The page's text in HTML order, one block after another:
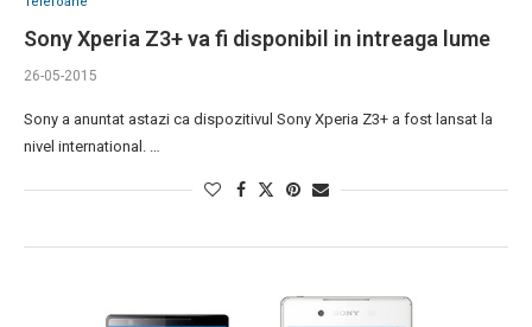
Sony Xperia Z3+ va fi disponibil in intreaga lume
26-05-2015
Sony a anuntat astazi ca dispozitivul Sony Xperia Z3+ a fost lansat la
nivel international. …